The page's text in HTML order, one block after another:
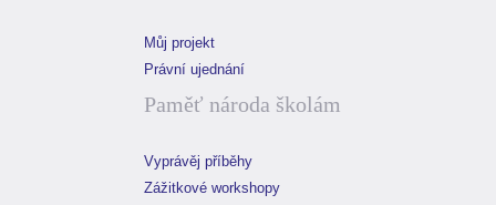
Můj projekt
Právní ujednání
Paměť národa školám
Vyprávěj příběhy
Zážitkové workshopy